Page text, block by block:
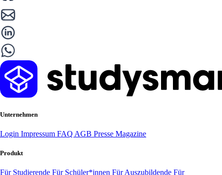
Unternehmen
Login Impressum FAQ AGB Presse Magazine
Produkt
Für Studierende Für Schüler*innen Für Auszubildende Für